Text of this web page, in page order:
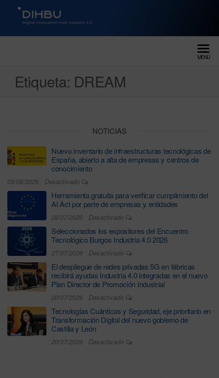
DIGITAL INNOVATION HUB
MENÚ
Etiqueta: DREAM
NOTICIAS
Nuevo inventario de infraestructuras tecnológicas de
España, abierto a alta de empresas y centros de
conocimiento
05/08/2026 Desactivado
Herramienta gratuita para verificar cumplimiento del
AI Act por parte de empresas y entidades
28/07/2026 Desactivado
Seleccionados los expositores del Encuentro
Tecnológico Burgos Industria 4.0 2026
27/07/2026 Desactivado
El despliegue de redes privadas 5G en fábricas
recibirá ayudas Industria 4.0 integradas en el nuevo
Plan Director de Promoción Industrial
20/07/2026 Desactivado
Tecnologías Cuánticas y Seguridad, eje prioritario en
Transformación Digital del nuevo gobierno de
Castilla y León
20/07/2026 Desactivado